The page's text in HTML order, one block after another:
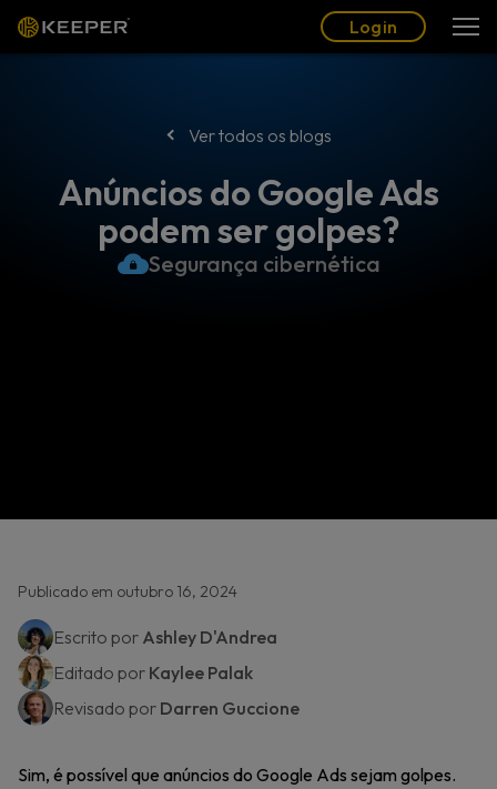
Login
Ver todos os blogs
Anúncios do Google Ads
podem ser golpes?
Segurança cibernética
Publicado em outubro 16, 2024
Escrito por Ashley D'Andrea
Editado por Kaylee Palak
Revisado por Darren Guccione
Sim, é possível que anúncios do Google Ads sejam golpes.